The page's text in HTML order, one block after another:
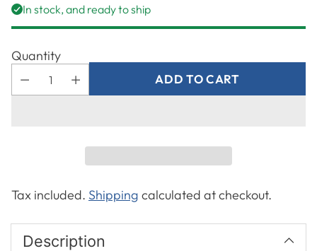
In stock, and ready to ship
Quantity
ADD TO CART
Tax included. Shipping calculated at checkout.
Description